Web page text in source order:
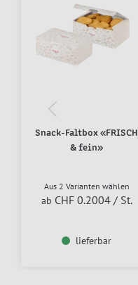
Snack-Faltbox «FRISCH
& fein»
Aus 2 Varianten wählen
ab CHF 0.2004 / St.
lieferbar